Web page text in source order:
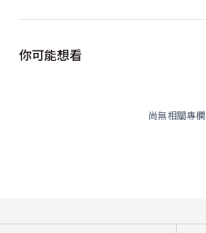
你可能想看
尚無相關專欄